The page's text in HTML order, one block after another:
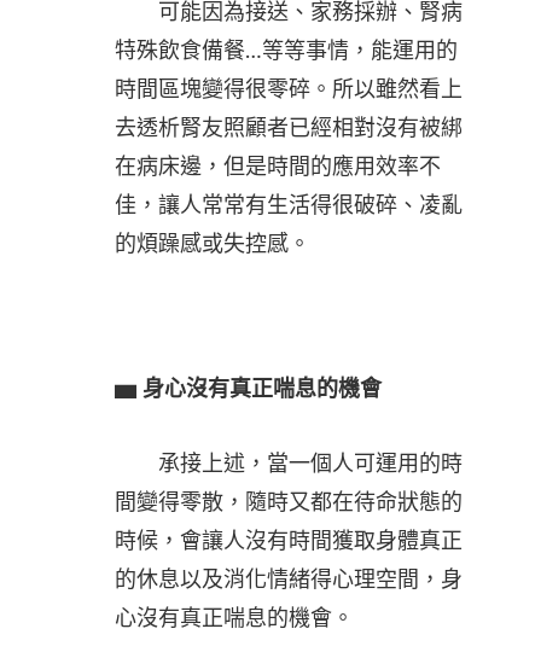
可能因為接送、家務採辦、腎病
特殊飲食備餐…等等事情，能運用的
時間區塊變得很零碎。所以雖然看上
去透析腎友照顧者已經相對沒有被綁
在病床邊，但是時間的應用效率不
佳，讓人常常有生活得很破碎、凌亂
的煩躁感或失控感。
▅ 身心沒有真正喘息的機會
承接上述，當一個人可運用的時
間變得零散，隨時又都在待命狀態的
時候，會讓人沒有時間獲取身體真正
的休息以及消化情緒得心理空間，身
心沒有真正喘息的機會。